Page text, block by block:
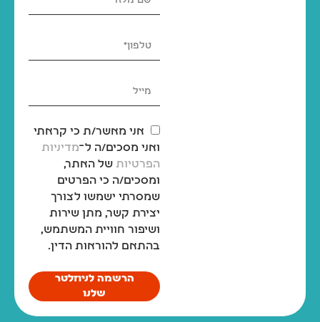
אני מאשר/ת כי קראתי
ואני מסכים/ה ל־מדיניות
הפרטיות של האתר,
ומסכים/ה כי הפרטים
שמסרתי ישמשו לצורך
יצירת קשר, מתן שירות
ושיפור חוויית המשתמש,
בהתאם להוראות הדין.
הרשמה לניוזלטר
שלנו